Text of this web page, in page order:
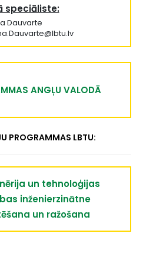
speciāliste:
Dauvarte
ANGĻU VALODĀ
PROGRAMMAS LBTU:
un tehnoloģijas
inženierzinātne
un ražošana